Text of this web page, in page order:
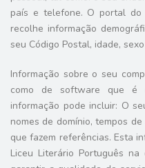
país e telefone. O portal do
recolhe informação
seu Código Postal, idade,
Informação sobre o seu
como de software que é
informação pode incluir: O
nomes de domínio, tempos
que fazem referências. Esta
Liceu Literário Português